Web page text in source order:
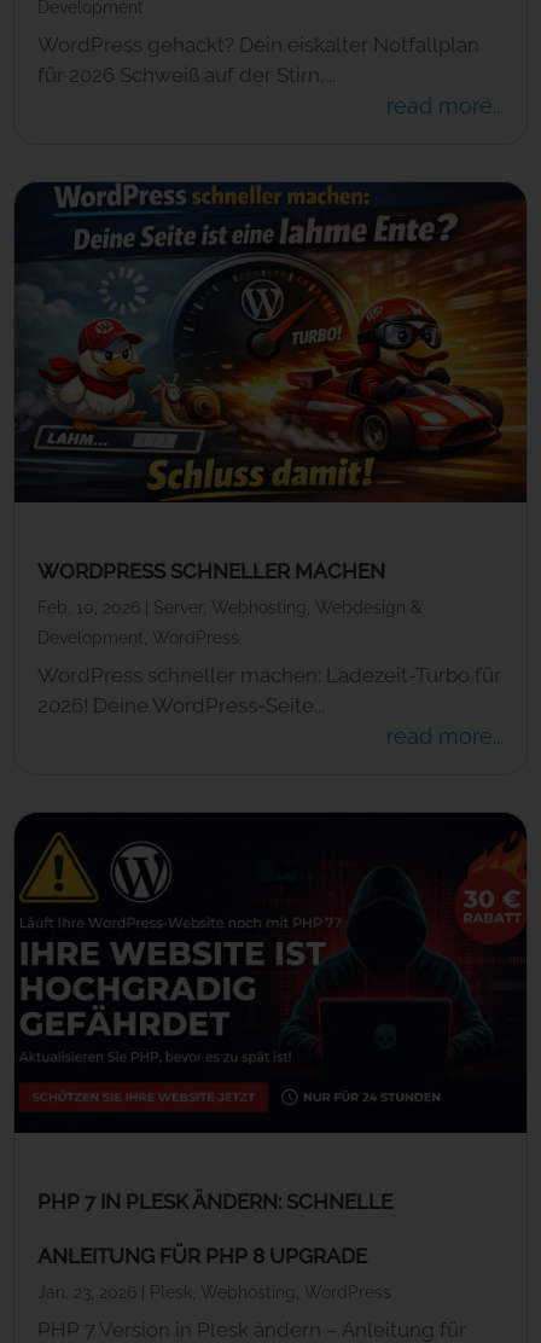
Development
WordPress gehackt? Dein eiskalter Notfallplan
für 2026 Schweiß auf der Stirn,...
read more...
WORDPRESS SCHNELLER MACHEN
Feb. 10, 2026 Server Webhosting
Webdesign &
Development
WordPress
WordPress schneller machen: Ladezeit-Turbo für
2026! Deine WordPress-Seite...
read more...
PHP 7 IN PLESK ÄNDERN: SCHNELLE
ANLEITUNG FÜR PHP 8 UPGRADE
Jan. 23, 2026 Plesk Webhosting WordPress
PHP 7 Version in Plesk ändern – Anleitung für